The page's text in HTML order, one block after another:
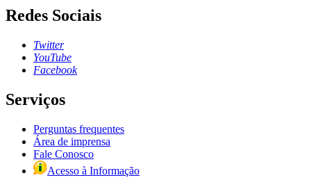
Redes Sociais
Twitter
YouTube
Facebook
Serviços
Perguntas frequentes
Área de imprensa
Fale Conosco
Acesso à Informação